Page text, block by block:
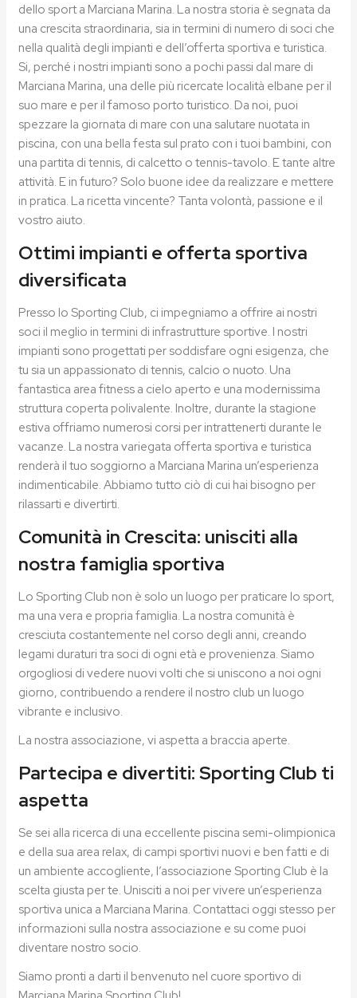
dello sport a Marciana Marina. La nostra storia è segnata da
una crescita straordinaria, sia in termini di numero di soci che
nella qualità degli impianti e dell’offerta sportiva e turistica.
Si, perché i nostri impianti sono a pochi passi dal mare di
Marciana Marina, una delle più ricercate località elbane per il
suo mare e per il famoso porto turistico. Da noi, puoi
spezzare la giornata di mare con una salutare nuotata in
piscina, con una bella festa sul prato con i tuoi bambini, con
una partita di tennis, di calcetto o tennis-tavolo. E tante altre
attività. E in futuro? Solo buone idee da realizzare e mettere
in pratica. La ricetta vincente? Tanta volontà, passione e il
vostro aiuto.
Ottimi impianti e offerta sportiva
diversificata
Presso lo Sporting Club, ci impegniamo a offrire ai nostri
soci il meglio in termini di infrastrutture sportive. I nostri
impianti sono progettati per soddisfare ogni esigenza, che
tu sia un appassionato di tennis, calcio o nuoto. Una
fantastica area fitness a cielo aperto e una modernissima
struttura coperta polivalente. Inoltre, durante la stagione
estiva offriamo numerosi corsi per intrattenerti durante le
vacanze. La nostra variegata offerta sportiva e turistica
renderà il tuo soggiorno a Marciana Marina un’esperienza
indimenticabile. Abbiamo tutto ciò di cui hai bisogno per
rilassarti e divertirti.
Comunità in Crescita: unisciti alla
nostra famiglia sportiva
Lo Sporting Club non è solo un luogo per praticare lo sport,
ma una vera e propria famiglia. La nostra comunità è
cresciuta costantemente nel corso degli anni, creando
legami duraturi tra soci di ogni età e provenienza. Siamo
orgogliosi di vedere nuovi volti che si uniscono a noi ogni
giorno, contribuendo a rendere il nostro club un luogo
vibrante e inclusivo.
La nostra associazione, vi aspetta a braccia aperte.
Partecipa e divertiti: Sporting Club ti
aspetta
Se sei alla ricerca di una eccellente piscina semi-olimpionica
e della sua area relax, di campi sportivi nuovi e ben fatti e di
un ambiente accogliente, l’associazione Sporting Club è la
scelta giusta per te. Unisciti a noi per vivere un’esperienza
sportiva unica a Marciana Marina. Contattaci oggi stesso per
informazioni sulla nostra associazione e su come puoi
diventare nostro socio.
Siamo pronti a darti il benvenuto nel cuore sportivo di